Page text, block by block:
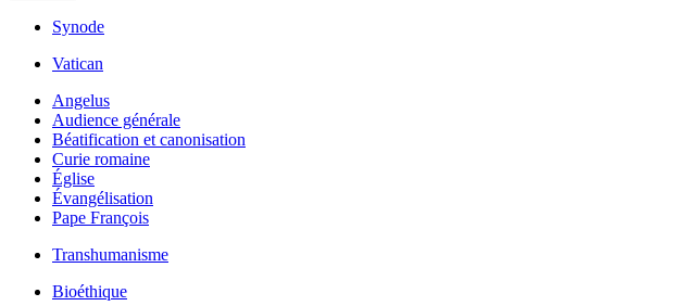
Synode
Vatican
Angelus
Audience générale
Béatification et canonisation
Curie romaine
Église
Évangélisation
Pape François
Transhumanisme
Bioéthique